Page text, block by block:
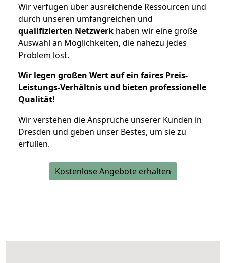
Wir verfügen über ausreichende Ressourcen und
durch unseren umfangreichen und
qualifizierten Netzwerk haben wir eine große
Auswahl an Möglichkeiten, die nahezu jedes
Problem löst.
Wir legen großen Wert auf ein faires Preis-
Leistungs-Verhältnis und bieten professionelle
Qualität!
Wir verstehen die Ansprüche unserer Kunden in
Dresden und geben unser Bestes, um sie zu
erfüllen.
Kostenlose Angebote erhalten